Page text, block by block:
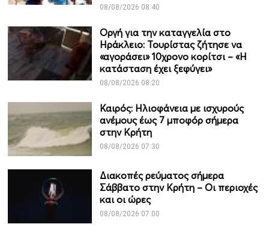
08/08/2026 08:40
Οργή για την καταγγελία στο
Ηράκλειο: Τουρίστας ζήτησε να
«αγοράσει» 10χρονο κορίτσι – «Η
κατάσταση έχει ξεφύγει»
08/08/2026 08:20
Καιρός: Ηλιοφάνεια με ισχυρούς
ανέμους έως 7 μποφόρ σήμερα
στην Κρήτη
08/08/2026 07:30
Διακοπές ρεύματος σήμερα
Σάββατο στην Κρήτη – Οι περιοχές
και οι ώρες
08/08/2026 07:00